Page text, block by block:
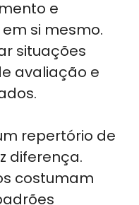
e
si mesmo.
situações
avaliação e
repertório de
diferença.
costumam